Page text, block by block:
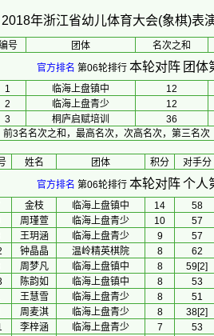
2018年浙江省幼儿体育大会(象棋)表
号 团体
名次之和
官方排名 第06轮排行 本轮对阵 团体
1 临海上盘镇中
12
2 临海上盘青少
12
3 桐庐启赋培训
36
前3名名次之和，最高名次，次高名次，第三名次
姓名 团体 积分
对手分
官方排名 第06轮排行 本轮对阵个人
金枝 临海上盘镇中 14
58
周瑾萱 临海上盘青少 10
57
王玥涵 临海上盘青少 9
57
钟晶晶 温岭精英棋院 8
62
周梦凡 临海上盘镇中 8
59[2]
陈韵如 临海上盘镇中 8
53
王慧雪 临海上盘青少 8
51
周麦淇 临海上盘青少 8
38[2]
李梓涵 临海上盘青少 7
53